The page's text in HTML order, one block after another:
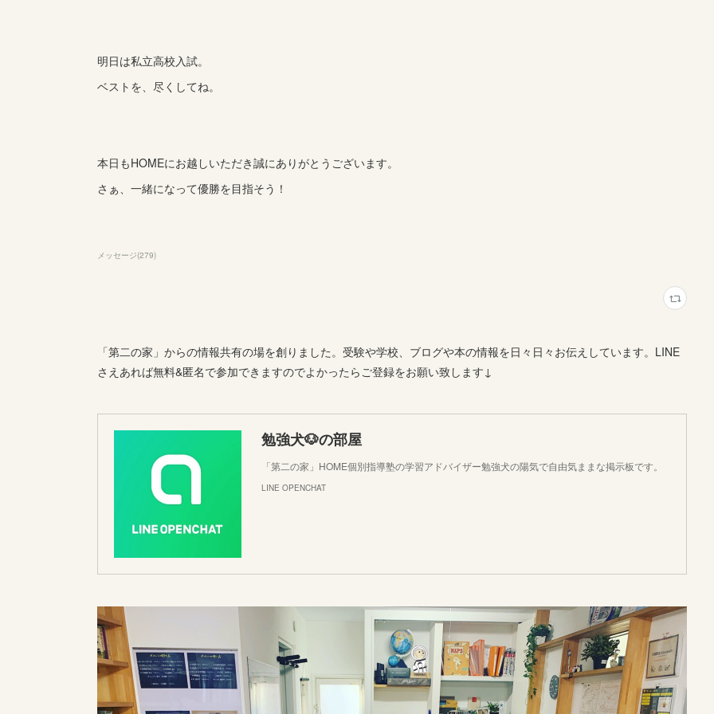
明日は私立高校入試。
ベストを、尽くしてね。
本日もHOMEにお越しいただき誠にありがとうございます。
さぁ、一緒になって優勝を目指そう！
メッセージ(279)
「第二の家」からの情報共有の場を創りました。受験や学校、ブログや本の情報を日々日々お伝えしています。LINE
さえあれば無料&匿名で参加できますのでよかったらご登録をお願い致します↓
勉強犬🐶の部屋
「第二の家」HOME個別指導塾の学習アドバイザー勉強犬の陽気で自由気ままな掲示板です。
LINE OPENCHAT